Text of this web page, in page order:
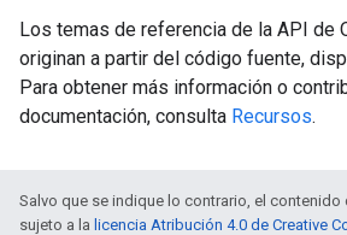
Los temas de referencia de la API de
originan a partir del código fuente,
Para obtener más información o
documentación, consulta Recursos.
Salvo que se indique lo contrario, el contenido
sujeto a la licencia Atribución 4.0 de Creative